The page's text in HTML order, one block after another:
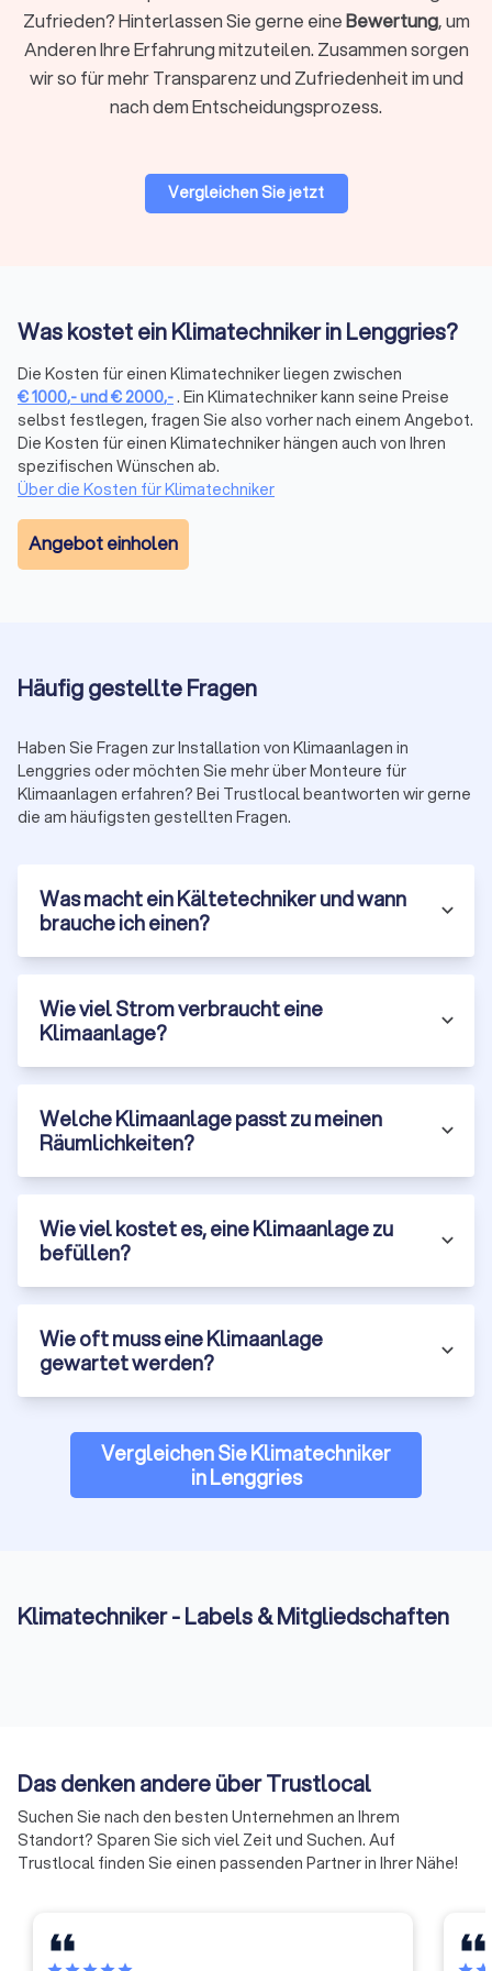
die Klimaanlage, die perfekt zu Ihren Bedürfnissen passt.
Die perfekte Klimaanlage für Ihr Zuhause auf
erfordert Zeit, Forschung und fachkundige Beratung. Mit
Trustlocal wird dieser Prozess jedoch vereinfacht. Unsere
Klimaanlagen in Lenggries und schaffen Sie in Ihrem Zuhause
das optimale Raumklima. Vertrauen Sie auf Trustlocal, um die
Hitze draußen und den Komfort drinnen zu halten.
Zufrieden? Hinterlassen Sie gerne eineBewertung, um
Anderen Ihre Erfahrung mitzuteilen. Zusammen sorgen
wir so für mehr Transparenz und Zufriedenheit im und
nach dem Entscheidungsprozess.
Vergleichen Sie jetzt
Was kostet ein Klimatechniker in Lenggries?
Die Kosten für einen Klimatechniker liegen zwischen
€1000,-und€2000,-. Ein Klimatechniker kann seine Preise
selbst festlegen, fragen Sie also vorher nach einem Angebot.
Die Kosten für einen Klimatechniker hängen auch von Ihren
spezifischen Wünschen ab.
Über die Kosten für Klimatechniker
Angebot einholen
Häufig gestellte Fragen
Haben Sie Fragen zur Installation von Klimaanlagen in
Lenggries oder möchten Sie mehr über Monteure für
Klimaanlagen erfahren? Bei Trustlocal beantworten wir gerne
die am häufigsten gestellten Fragen.
Was macht ein Kältetechniker und wann
brauche ich einen?
Wie viel Strom verbraucht eine
Klimaanlage?
Welche Klimaanlage passt zu meinen
Räumlichkeiten?
Wie viel kostet es, eine Klimaanlage zu
befüllen?
Wie oft muss eine Klimaanlage
gewartet werden?
Vergleichen Sie Klimatechniker
in Lenggries
Klimatechniker - Labels & Mitgliedschaften
Das denken andere über Trustlocal
Suchen Sie nach den besten Unternehmen an Ihrem
Standort? Sparen Sie sich viel Zeit und Suchen. Auf
Trustlocal finden Sie einen passenden Partner in Ihrer Nähe!